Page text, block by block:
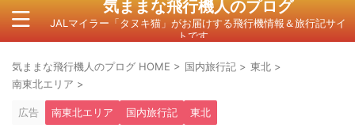
気ままな飛行機人のプログ
JALマイラー「タヌキ猫」がお届けする飛行機情報＆旅行記サイ
トです。
気ままな飛行機人のプログ HOME > 国内旅行記 > 東北 >
南東北エリア >
広告 南東北エリア 国内旅行記 東北